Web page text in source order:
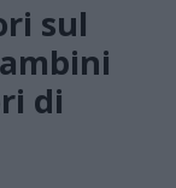
sul
di